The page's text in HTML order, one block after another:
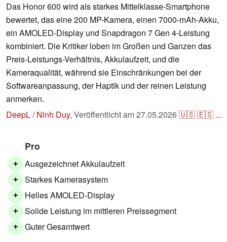
Das Honor 600 wird als starkes Mittelklasse-Smartphone
bewertet, das eine 200 MP-Kamera, einen 7000-mAh-Akku,
ein AMOLED-Display und Snapdragon 7 Gen 4-Leistung
kombiniert. Die Kritiker loben im Großen und Ganzen das
Preis-Leistungs-Verhältnis, Akkulaufzeit, und die
Kameraqualität, während sie Einschränkungen bei der
Softwareanpassung, der Haptik und der reinen Leistung
anmerken.
DeepL / Ninh Duy, Veröffentlicht am27.05.2026🇺🇸🇪🇸 ...
Pro
+ Ausgezeichnet Akkulaufzeit
+ Starkes Kamerasystem
+ Helles AMOLED-Display
+ Solide Leistung im mittleren Preissegment
+ Guter Gesamtwert